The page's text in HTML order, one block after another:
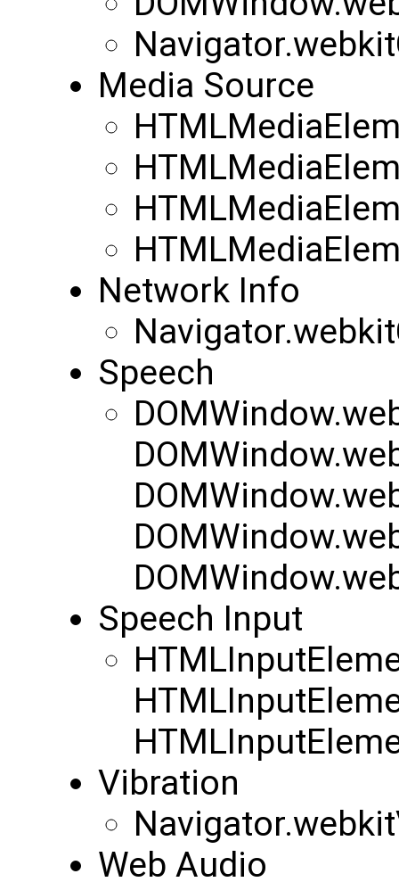
Media Source
Network Info
Speech
Speech Input
Vibration
Web Audio